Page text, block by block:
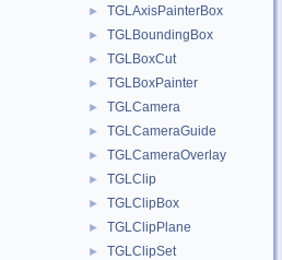
► TGLAxisPainterBox
► TGLBoundingBox
► TGLBoxCut
► TGLBoxPainter
► TGLCamera
► TGLCameraGuide
► TGLCameraOverlay
► TGLClip
► TGLClipBox
► TGLClipPlane
► TGLClipSet